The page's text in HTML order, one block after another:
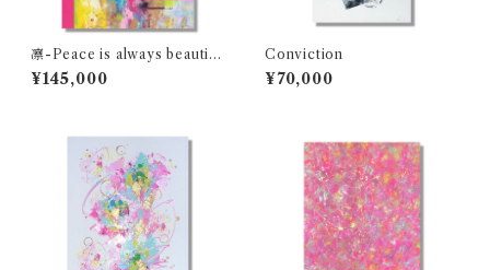
凛-Peace is always beautifu
l¥145,000
Conviction
¥70,000